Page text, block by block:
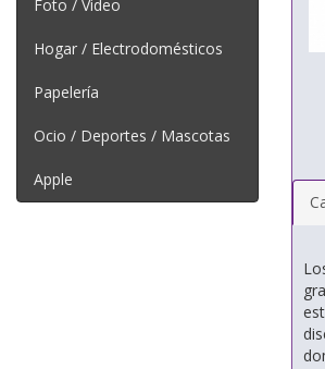
Foto / Video
Hogar / Electrodomésticos
Papelería
Ocio / Deportes / Mascotas
Apple